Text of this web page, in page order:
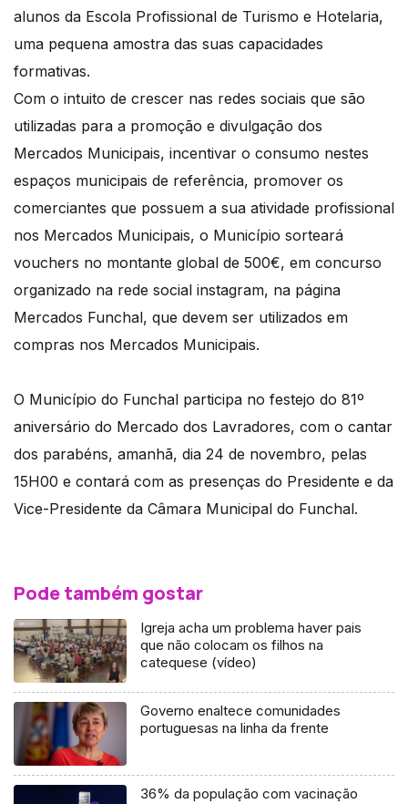
alunos da Escola Profissional de Turismo e Hotelaria,
uma pequena amostra das suas capacidades
formativas.
Com o intuito de crescer nas redes sociais que são
utilizadas para a promoção e divulgação dos
Mercados Municipais, incentivar o consumo nestes
espaços municipais de referência, promover os
comerciantes que possuem a sua atividade profissional
nos Mercados Municipais, o Município sorteará
vouchers no montante global de 500€, em concurso
organizado na rede social instagram, na página
Mercados Funchal, que devem ser utilizados em
compras nos Mercados Municipais.
O Município do Funchal participa no festejo do 81º
aniversário do Mercado dos Lavradores, com o cantar
dos parabéns, amanhã, dia 24 de novembro, pelas
15H00 e contará com as presenças do Presidente e da
Vice-Presidente da Câmara Municipal do Funchal.
Pode também gostar
Igreja acha um problema haver pais
que não colocam os filhos na
catequese (vídeo)
Governo enaltece comunidades
portuguesas na linha da frente
36% da população com vacinação